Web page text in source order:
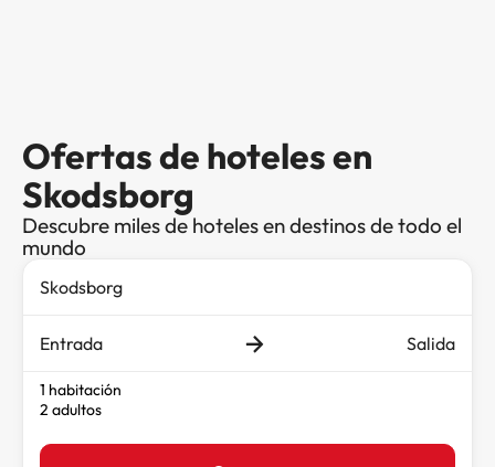
Ofertas de hoteles en
Skodsborg
Descubre miles de hoteles en destinos de todo el
mundo
Entrada Salida
1 habitación
2 adultos